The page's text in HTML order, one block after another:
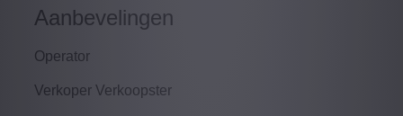
Aanbevelingen
Operator
Verkoper Verkoopster